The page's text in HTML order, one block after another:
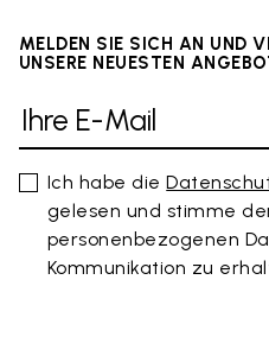
MELDEN SIE SICH AN UND
UNSERE NEUESTEN
Ich habe die
gelesen und stimme
personenbezogenen
Kommunikation zu